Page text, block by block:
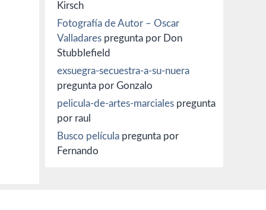
Kirsch
Fotografía de Autor – Oscar
Valladares pregunta por Don
Stubblefield
exsuegra-secuestra-a-su-nuera
pregunta por Gonzalo
pelicula-de-artes-marciales pregunta
por raul
Busco película pregunta por
Fernando